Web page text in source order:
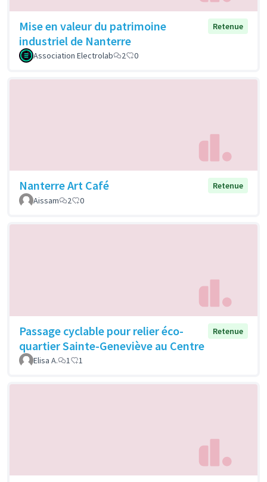
Mise en valeur du patrimoine
industriel de Nanterre
Retenue
Association Electrolab 2 0
Nanterre Art Café
Retenue
Aissam
2 0
Passage cyclable pour relier éco-
quartier Sainte-Geneviève au Centre
Retenue
Elisa A. 1 1